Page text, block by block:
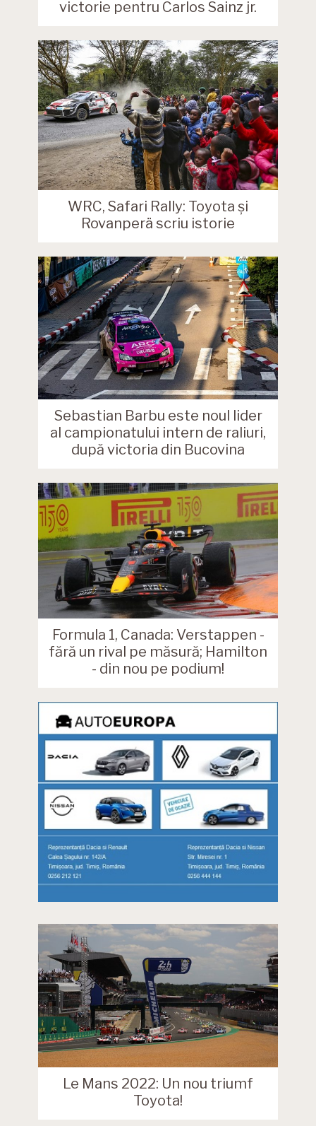
victorie pentru Carlos Sainz jr.
WRC, Safari Rally: Toyota și
Rovanperä scriu istorie
Sebastian Barbu este noul lider
al campionatului intern de raliuri,
după victoria din Bucovina
Formula 1, Canada: Verstappen -
fără un rival pe măsură; Hamilton
- din nou pe podium!
Le Mans 2022: Un nou triumf
Toyota!